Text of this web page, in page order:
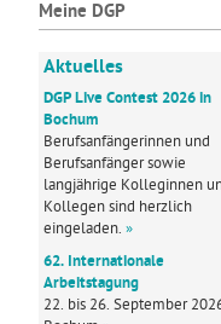
Meine DGP
Aktuelles
DGP Live Contest 2026 in
Bochum
Berufsanfängerinnen und
Berufsanfänger sowie
langjährige Kolleginnen
Kollegen sind herzlich
eingeladen. »
62. Internationale
Arbeitstagung
22. bis 26. September